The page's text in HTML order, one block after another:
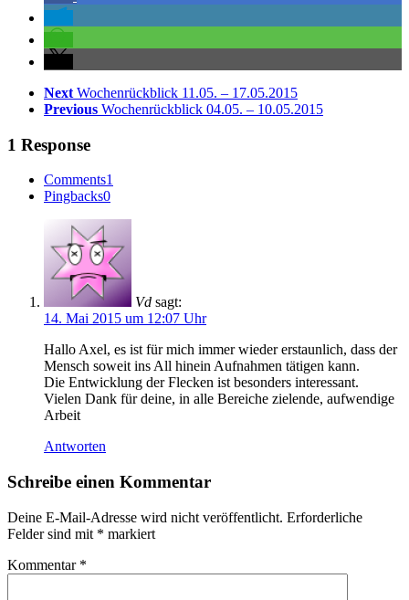
Next Wochenrückblick 11.05. – 17.05.2015
Previous Wochenrückblick 04.05. – 10.05.2015
1 Response
Comments1
Pingbacks0
Vd sagt:
14. Mai 2015 um 12:07 Uhr
Hallo Axel, es ist für mich immer wieder erstaunlich, dass der
Mensch soweit ins All hinein Aufnahmen tätigen kann.
Die Entwicklung der Flecken ist besonders interessant.
Vielen Dank für deine, in alle Bereiche zielende, aufwendige
Arbeit
Antworten
Schreibe einen Kommentar
Deine E-Mail-Adresse wird nicht veröffentlicht. Erforderliche
Felder sind mit * markiert
Kommentar *